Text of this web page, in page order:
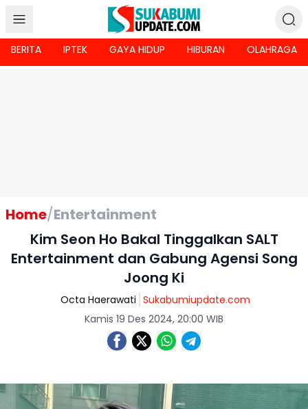
BERITA IPTEK GAYA HIDUP HIBURAN OLAHRAGA
Home/Entertainment
Kim Seon Ho Bakal Tinggalkan SALT
Entertainment dan Gabung Agensi Song
Joong Ki
Octa Haerawati Sukabumiupdate.com
Kamis 19 Des 2024, 20:00 WIB